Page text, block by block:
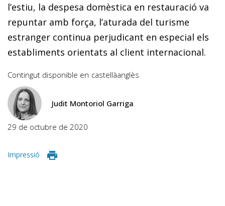
l’estiu, la despesa domèstica en restauració va
repuntar amb força, l’aturada del turisme
estranger continua perjudicant en especial els
establiments orientats al client internacional.
Contingut disponible en castellàanglès
Judit Montoriol Garriga
29 de octubre de 2020
Impressió